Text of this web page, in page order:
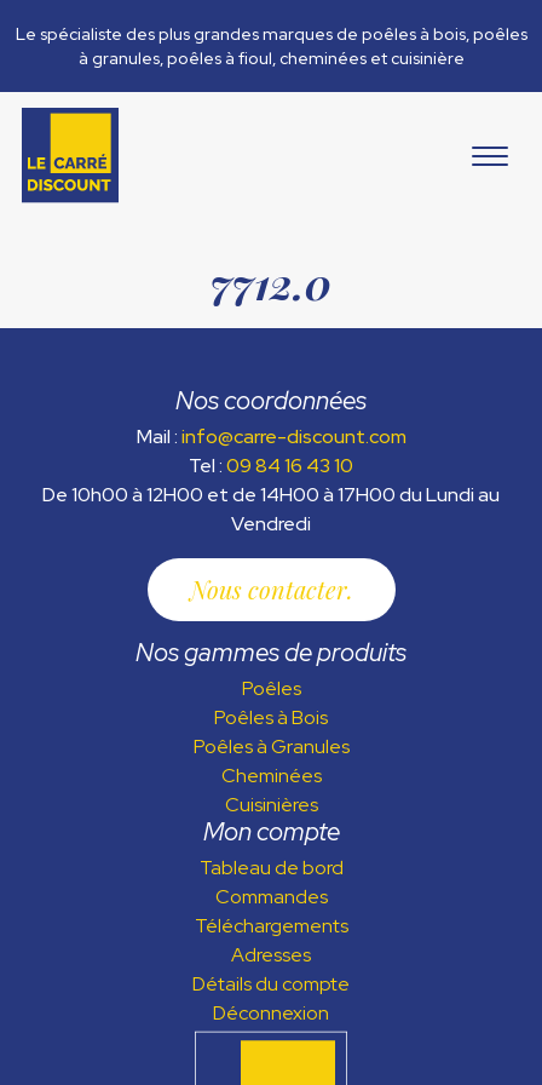
Le spécialiste des plus grandes marques de poêles à bois, poêles
à granules, poêles à fioul, cheminées et cuisinière
7712.0
Nos coordonnées
Mail :info@carre-discount.com
Tel :09 84 16 43 10
De 10h00 à 12H00 et de 14H00 à 17H00 du Lundi au
Vendredi
Nous contacter
Nos gammes de produits
Poêles
Poêles à Bois
Poêles à Granules
Cheminées
Cuisinières
Mon compte
Tableau de bord
Commandes
Téléchargements
Adresses
Détails du compte
Déconnexion